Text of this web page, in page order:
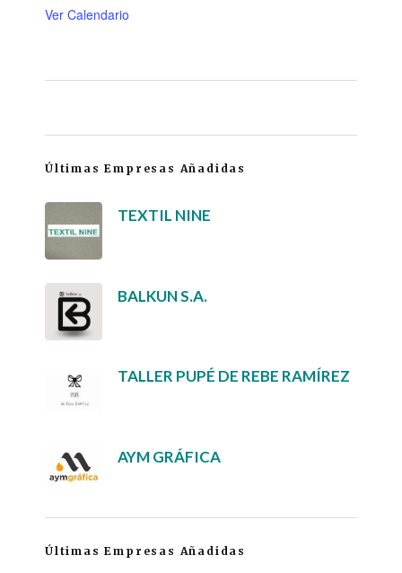
Ver Calendario
Últimas Empresas Añadidas
TEXTIL NINE
BALKUN S.A.
TALLER PUPÉ DE REBE RAMÍREZ
AYM GRÁFICA
Últimas Empresas Añadidas